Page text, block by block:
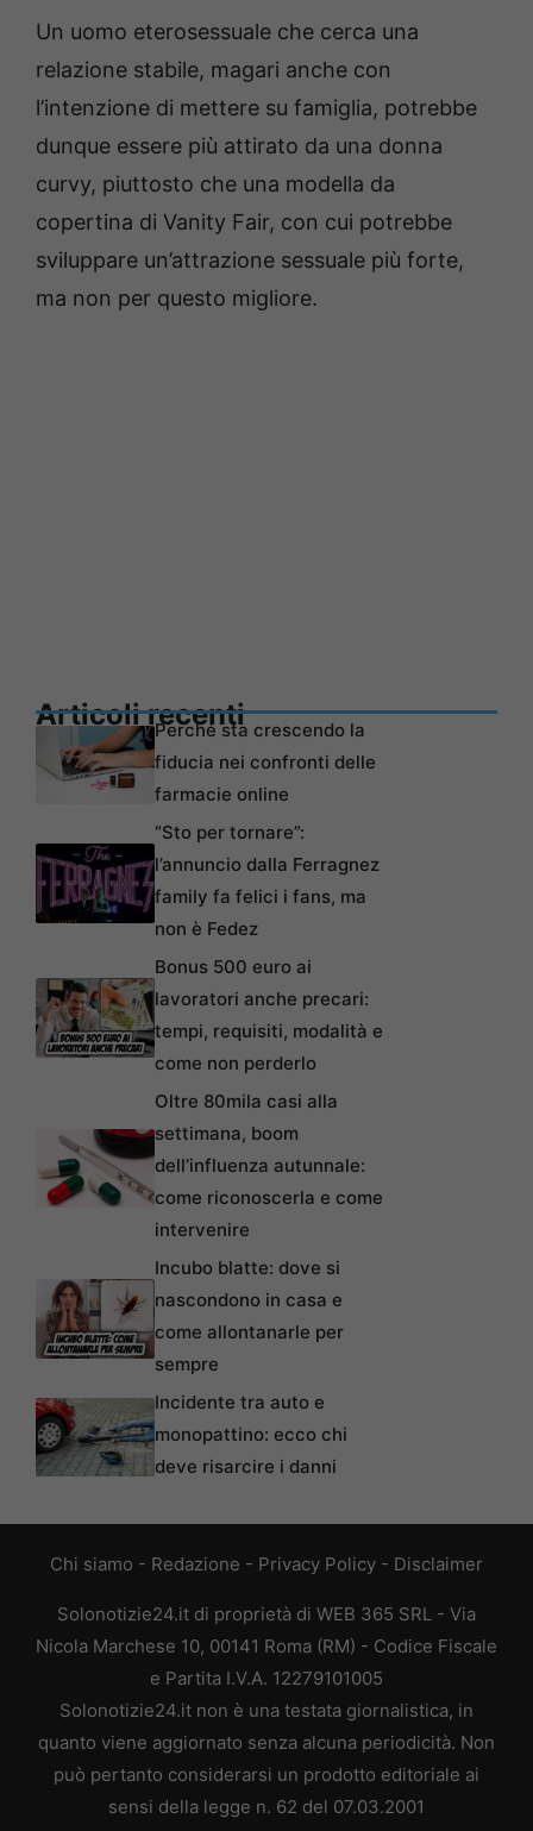
Un uomo eterosessuale che cerca una
relazione stabile, magari anche con
l’intenzione di mettere su famiglia, potrebbe
dunque essere più attirato da una donna
curvy, piuttosto che una modella da
copertina di Vanity Fair, con cui potrebbe
sviluppare un’attrazione sessuale più forte,
ma non per questo migliore.
Articoli recentiPerché sta crescendo la
fiducia nei confronti delle
farmacie online
“Sto per tornare”:
l’annuncio dalla Ferragnez
family fa felici i fans, ma
non è Fedez
Bonus 500 euro ai
lavoratori anche precari:
tempi, requisiti, modalità e
come non perderlo
Oltre 80mila casi alla
settimana, boom
dell’influenza autunnale:
come riconoscerla e come
intervenire
Incubo blatte: dove si
nascondono in casa e
come allontanarle per
sempre
Incidente tra auto e
monopattino: ecco chi
deve risarcire i danni
Chi siamo - Redazione - Privacy Policy - Disclaimer
Solonotizie24.it di proprietà di WEB 365 SRL - Via
Nicola Marchese 10, 00141 Roma (RM) - Codice Fiscale
e Partita I.V.A. 12279101005
Solonotizie24.it non è una testata giornalistica, in
quanto viene aggiornato senza alcuna periodicità. Non
può pertanto considerarsi un prodotto editoriale ai
sensi della legge n. 62 del 07.03.2001